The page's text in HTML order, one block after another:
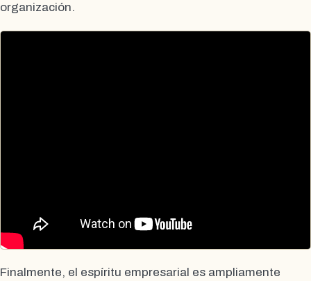
organización.
Finalmente, el espíritu empresarial es ampliamente